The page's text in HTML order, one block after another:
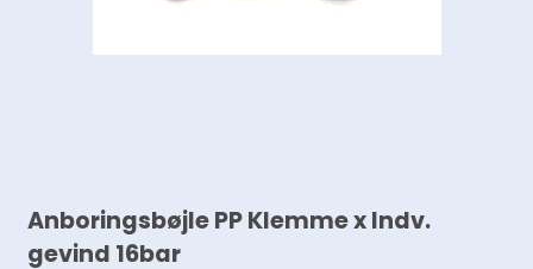
Anboringsbøjle PP Klemme x Indv.
gevind 16bar